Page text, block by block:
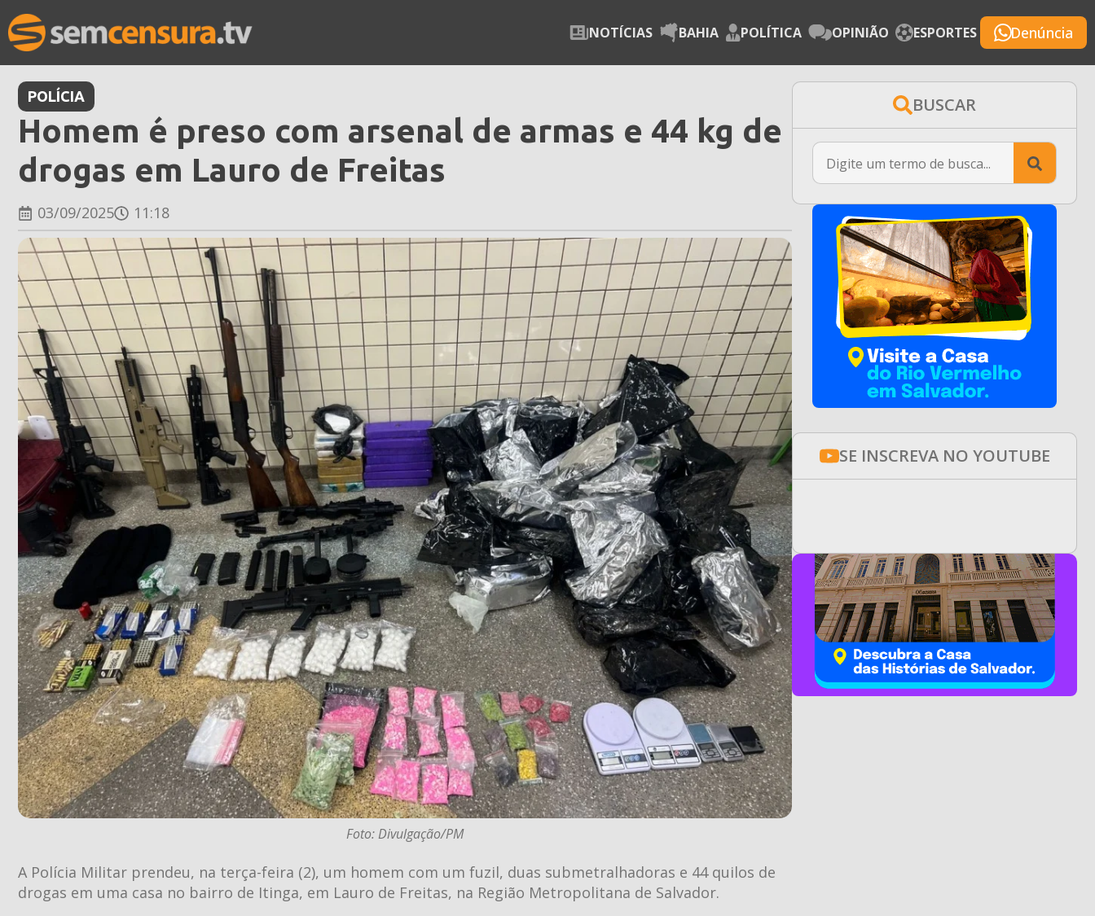
NOTÍCIAS BAHIA POLÍTICA OPINIÃO ESPORTES Denúncia
POLÍCIA
Homem é preso com arsenal de armas e 44 kg de
drogas em Lauro de Freitas
03/09/2025 11:18
Foto: Divulgação/PM
A Polícia Militar prendeu, na terça-feira (2), um homem com um fuzil, duas submetralhadoras e 44 quilos de
drogas em uma casa no bairro de Itinga, em Lauro de Freitas, na Região Metropolitana de Salvador.
BUSCAR
for:
SE INSCREVA NO YOUTUBE